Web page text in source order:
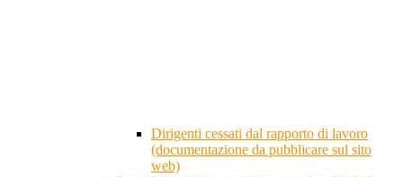
Dirigenti cessati dal rapporto di lavoro
(documentazione da pubblicare sul sito
web)